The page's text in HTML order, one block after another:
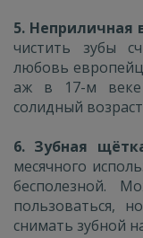
5. Неприличная
чистить зубы
любовь
аж в 17-м веке
солидный
6. Зубная
месячного
бесполезной.
пользоваться,
снимать зубной